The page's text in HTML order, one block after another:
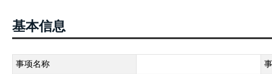
基本信息
事项名称